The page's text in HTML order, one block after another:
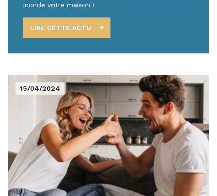
inonde votre maison !
LIRE CETTE ACTU
15/04/2024